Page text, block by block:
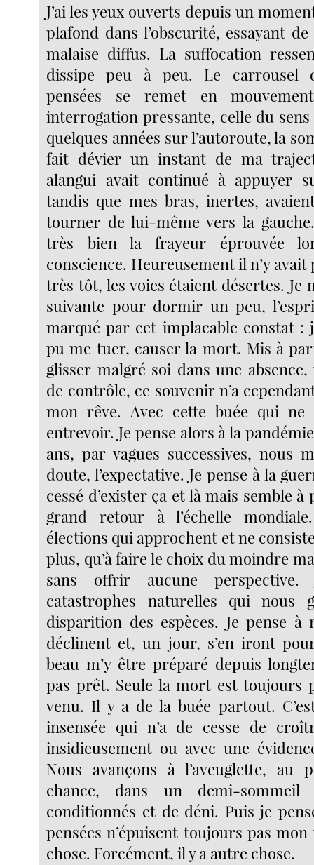
J’ai les yeux ouverts depuis un
plafond dans l’obscurité, essayant
malaise diffus. La suffocation
dissipe peu à peu. Le carrousel
pensées se remet en
interrogation pressante, celle du
quelques années sur l’autoroute, la
fait dévier un instant de ma
alangui avait continué à appuyer
tandis que mes bras, inertes,
tourner de lui-même vers la
très bien la frayeur éprouvée
conscience. Heureusement il n’y
très tôt, les voies étaient désertes. Je
suivante pour dormir un peu,
marqué par cet implacable constat :
pu me tuer, causer la mort. Mis à
glisser malgré soi dans une
de contrôle, ce souvenir n’a
mon rêve. Avec cette buée qui ne
entrevoir. Je pense alors à la
ans, par vagues successives, nous
doute, l’expectative. Je pense à la
cessé d’exister ça et là mais semble
grand retour à l’échelle
élections qui approchent et ne
plus, qu’à faire le choix du moindre
sans offrir aucune
catastrophes naturelles qui nous
disparition des espèces. Je pense à
déclinent et, un jour, s’en iront
beau m’y être préparé depuis
pas prêt. Seule la mort est toujours
venu. Il y a de la buée partout.
insensée qui n’a de cesse de
insidieusement ou avec une
Nous avançons à l’aveuglette, au
chance, dans un demi-
conditionnés et de déni. Puis je
pensées n’épuisent toujours pas
chose. Forcément, il y a autre chose.